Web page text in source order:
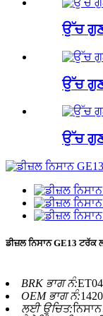
ਉੱਚ
ਉੱਚ
ਉੱਚ
ਡੀਜ਼ਲ ਨਿਸਾਨ GE13 ਟਰੱਕ
BRK ਭਾਗ ਨੰ:
OEM ਭਾਗ ਨੰ:
ਲਈ ਉਚਿਤ: